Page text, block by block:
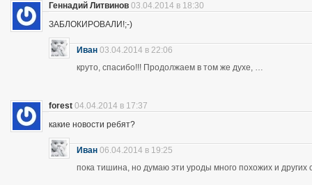
Геннадий Литвинов 03.04.2014 в 18:30
ЗАБЛОКИРОВАЛИ!;-)
Иван 03.04.2014 в 22:06
круто, спасибо!!! Продолжаем в том же духе, …
forest 04.04.2014 в 17:37
какие новости ребят?
Иван 06.04.2014 в 19:25
пока тишина, но думаю эти уроды много похожих и